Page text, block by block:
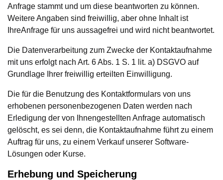
Anfrage stammt und um diese beantworten zu können.
Weitere Angaben sind freiwillig, aber ohne Inhalt ist
IhreAnfrage für uns aussagefrei und wird nicht beantwortet.
Die Datenverarbeitung zum Zwecke der Kontaktaufnahme
mit uns erfolgt nach Art. 6 Abs. 1 S. 1 lit. a) DSGVO auf
Grundlage Ihrer freiwillig erteilten Einwilligung.
Die für die Benutzung des Kontaktformulars von uns
erhobenen personenbezogenen Daten werden nach
Erledigung der von Ihnengestellten Anfrage automatisch
gelöscht, es sei denn, die Kontaktaufnahme führt zu einem
Auftrag für uns, zu einem Verkauf unserer Software-
Lösungen oder Kurse.
Erhebung und Speicherung